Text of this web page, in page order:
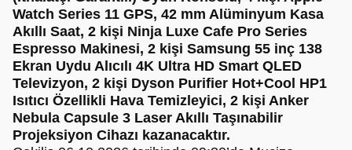
Watch Series 11 GPS, 42 mm Alüminyum Kasa
Akıllı Saat, 2 kişi Ninja Luxe Cafe Pro Series
Espresso Makinesi, 2 kişi Samsung 55 inç 138
Ekran Uydu Alıcılı 4K Ultra HD Smart QLED
Televizyon, 2 kişi Dyson Purifier Hot+Cool HP1
Isıtıcı Özellikli Hava Temizleyici, 2 kişi Anker
Nebula Capsule 3 Laser Akıllı Taşınabilir
Projeksiyon Cihazı kazanacaktır.